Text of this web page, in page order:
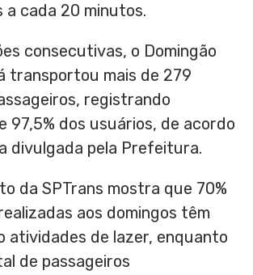
a cada 20 minutos.
consecutivas, o Domingão
transportou mais de 279
registrando
97,5% dos usuários, de acordo
divulgada pela Prefeitura.
da SPTrans mostra que 70%
aos domingos têm
atividades de lazer, enquanto
de passageiros